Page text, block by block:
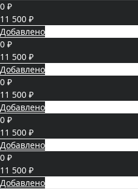
0 ₽
11 500 ₽
Добавлено
0 ₽
11 500 ₽
Добавлено
0 ₽
11 500 ₽
Добавлено
0 ₽
11 500 ₽
Добавлено
0 ₽
11 500 ₽
Добавлено